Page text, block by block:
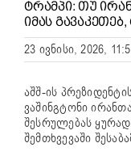
ᲢᲠᲐᲛᲞᲘ: ᲗᲣ
ᲘᲛᲐᲡ
23 ივნისი, 2026,
აშშ-ის
ვაშინგტონი
შესრულებას
შემთხვევაში